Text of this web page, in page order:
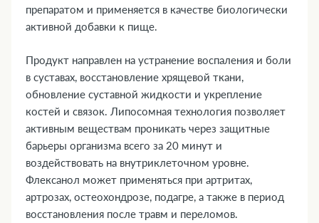
12. Особые указания
13. Применение при беременности и
14. Влияние на способность управлять
транспортными средствами и механизмами
15. Совместимость с алкоголем
16. Условия хранения
17. ТОП-5 вопросов эксперту
препаратом и применяется в качестве биологически
активной добавки к пище.
Продукт направлен на устранение воспаления и боли
в суставах, восстановление хрящевой ткани,
обновление суставной жидкости и укрепление
костей и связок. Липосомная технология позволяет
активным веществам проникать через защитные
барьеры организма всего за 20 минут и
воздействовать на внутриклеточном уровне.
Флексанол может применяться при артритах,
артрозах, остеохондрозе, подагре, а также в период
восстановления после травм и переломов.